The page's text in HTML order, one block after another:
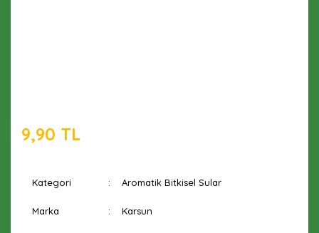
9,90 TL
Kategori Aromatik Bitkisel Sular
Marka Karsun